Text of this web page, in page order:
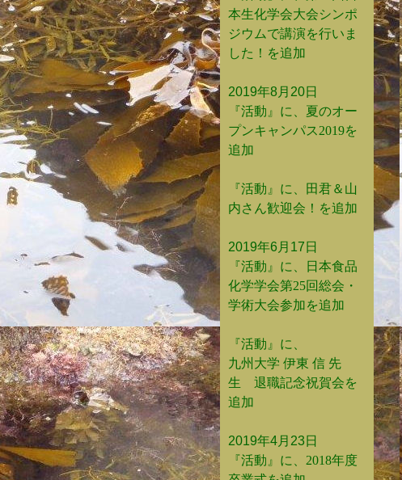
本生化学会大会シンポ
ジウムで講演を行いま
した！を追加
2019年8月20日
『活動』に、夏のオー
プンキャンパス2019を
追加
『活動』に、田君＆山
内さん歓迎会！を追加
2019年6月17日
『活動』に、日本食品
化学学会第25回総会・
学術大会参加を追加
『活動』に、
九州大学 伊東 信 先
生 退職記念祝賀会を
追加
2019年4月23日
『活動』に、2018年度